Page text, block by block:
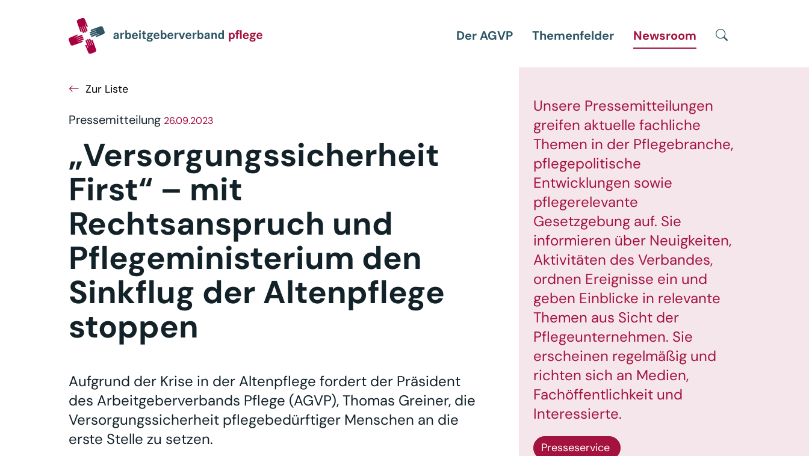
Der AGVP
Themenfelder Newsroom
Zur Liste
Pressemitteilung 26.09.2023
„Versorgungssicherheit
First“ – mit
Rechtsanspruch und
Pflegeministerium den
Sinkflug der Altenpflege
stoppen
Aufgrund der Krise in der Altenpflege fordert der Präsident
des Arbeitgeberverbands Pflege (AGVP), Thomas Greiner, die
Versorgungssicherheit pflegebedürftiger Menschen an die
erste Stelle zu setzen.
Unsere Pressemitteilungen
greifen aktuelle fachliche
Themen in der Pflegebranche,
pflegepolitische
Entwicklungen sowie
pflegerelevante
Gesetzgebung auf. Sie
informieren über Neuigkeiten,
Aktivitäten des Verbandes,
ordnen Ereignisse ein und
geben Einblicke in relevante
Themen aus Sicht der
Pflegeunternehmen. Sie
erscheinen regelmäßig und
richten sich an Medien,
Fachöffentlichkeit und
Interessierte.
Presseservice